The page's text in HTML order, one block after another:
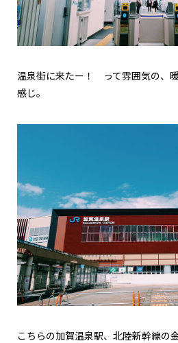
温泉街に来たー！ って雰囲気の、
感じ。
こちらの加賀温泉駅、北陸新幹線の